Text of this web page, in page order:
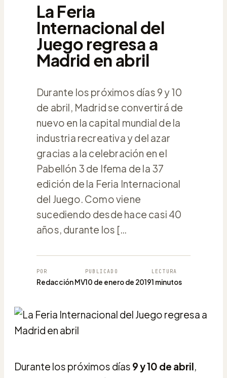
La Feria
Internacional del
Juego regresa a
Madrid en abril
Durante los próximos días 9 y 10
de abril, Madrid se convertirá de
nuevo en la capital mundial de la
industria recreativa y del azar
gracias a la celebración en el
Pabellón 3 de Ifema de la 37
edición de la Feria Internacional
del Juego. Como viene
sucediendo desde hace casi 40
años, durante los […
POR
Redacción MV
PUBLICADO
10 de enero de 2019
LECTURA
1 minutos
Durante los próximos días 9 y 10 de abril,